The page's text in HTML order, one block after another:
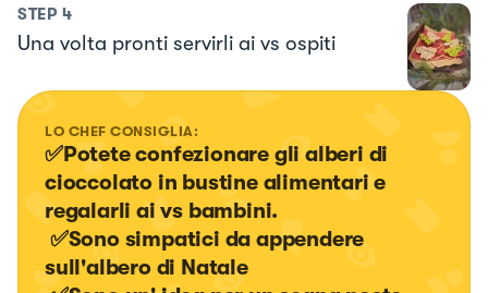
STEP 4
Una volta pronti servirli ai vs ospiti
LO CHEF CONSIGLIA:
✅Potete confezionare gli alberi di
cioccolato in bustine alimentari e
regalarli ai vs bambini.
sull'albero di Natale